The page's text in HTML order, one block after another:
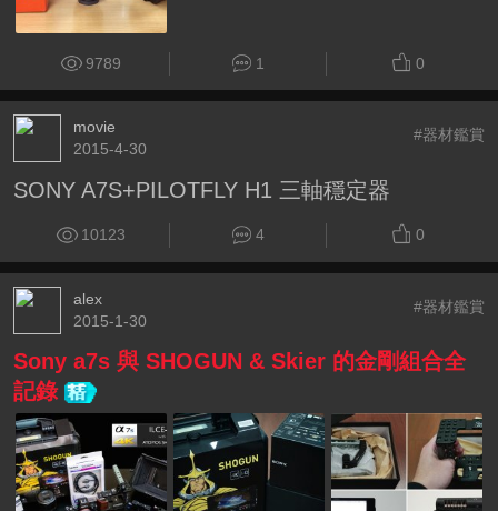
9789 1 0
movie
2015-4-30
#器材鑑賞
SONY A7S+PILOTFLY H1 三軸穩定器
10123 4 0
alex
2015-1-30
#器材鑑賞
Sony a7s 與 SHOGUN & Skier 的金剛組合全
記錄